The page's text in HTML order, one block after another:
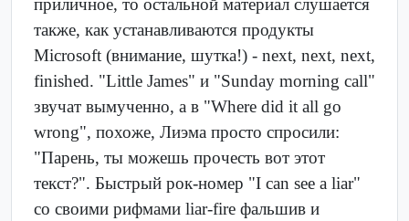
приличное, то остальной материал слушается
также, как устанавливаются продукты
Microsoft (внимание, шутка!) - next, next, next,
finished. "Little James" и "Sunday morning call"
звучат вымученно, а в "Where did it all go
wrong", похоже, Лиэма просто спросили:
"Парень, ты можешь прочесть вот этот
текст?". Быстрый рок-номер "I can see a liar"
со своими рифмами liar-fire фальшив и